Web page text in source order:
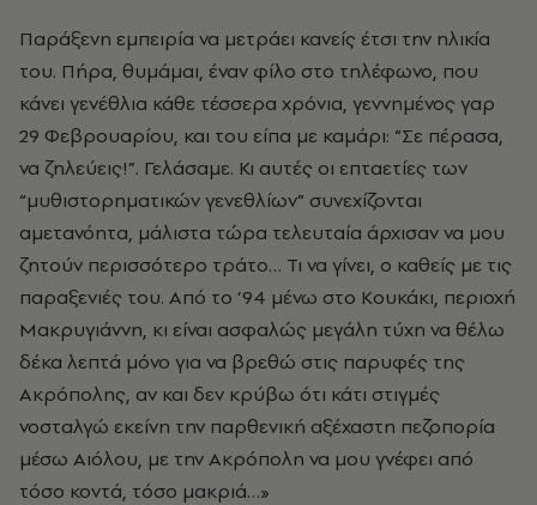
Παράξενη εμπειρία να μετράει κανείς έτσι την ηλικία
του. Πήρα, θυμάμαι, έναν φίλο στο τηλέφωνο, που
κάνει γενέθλια κάθε τέσσερα χρόνια, γεννημένος γαρ
29 Φεβρουαρίου, και του είπα με καμάρι: “Σε πέρασα,
να ζηλεύεις!”. Γελάσαμε. Κι αυτές οι επταετίες των
“μυθιστορηματικών γενεθλίων” συνεχίζονται
αμετανόητα, μάλιστα τώρα τελευταία άρχισαν να μου
ζητούν περισσότερο τράτο… Τι να γίνει, ο καθείς με τις
παραξενιές του. Από το ’94 μένω στο Κουκάκι, περιοχή
Μακρυγιάννη, κι είναι ασφαλώς μεγάλη τύχη να θέλω
δέκα λεπτά μόνο για να βρεθώ στις παρυφές της
Ακρόπολης, αν και δεν κρύβω ότι κάτι στιγμές
νοσταλγώ εκείνη την παρθενική αξέχαστη πεζοπορία
μέσω Αιόλου, με την Ακρόπολη να μου γνέφει από
τόσο κοντά, τόσο μακριά…»